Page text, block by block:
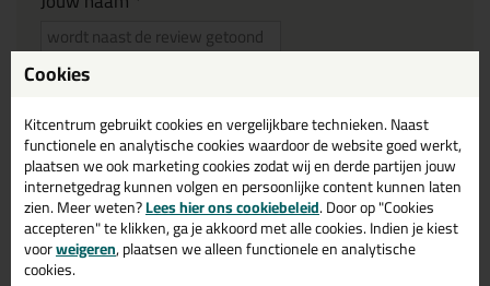
E-mailadres *
(we gebruiken het e-mailadres alleen om contact op te nemen
bij vragen)
Reviewtitel *
Cookies
Kitcentrum gebruikt cookies en vergelijkbare technieken. Naast
functionele en analytische cookies waardoor de website goed werkt,
plaatsen we ook marketing cookies zodat wij en derde partijen jouw
internetgedrag kunnen volgen en persoonlijke content kunnen laten
zien. Meer weten?Lees hier ons cookiebeleid. Door op "Cookies
accepteren" te klikken, ga je akkoord met alle cookies. Indien je kiest
voorweigeren, plaatsen we alleen functionele en analytische
cookies.